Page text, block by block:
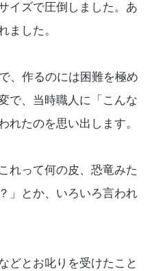
イズで圧倒しました。あ
ました。
、作るのには困難を極め
で、当時職人に「こんな
れたのを思い出します。
れって何の皮、恐竜みた
」とか、いろいろ言われ
どとお叱りを受けたこと